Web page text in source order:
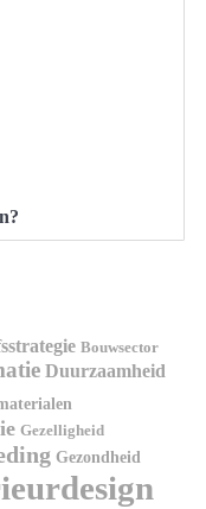
Bouwsector
Duurzaamheid
Gezelligheid
Gezondheid